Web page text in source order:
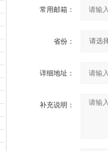
常用邮箱：
省份：
详细地址：
补充说明：